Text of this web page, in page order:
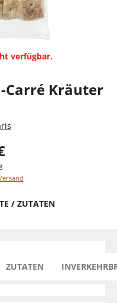
verfügbar.
Carré Kräuter
/ ZUTATEN
ZUTATEN